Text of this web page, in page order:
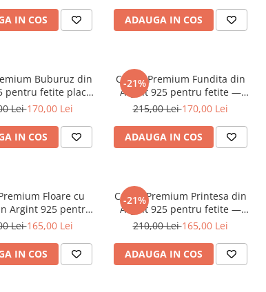
IN COS ADAUGA IN COS
Buburuz din
pentru fetite placat
24K — Cheita cu
Lei170,00 Lei
IN COS
-21%
Cercei Premium Fundita din
Argint 925 pentru fetite —
Cheita cu Protectie Silicon
215,00 Lei170,00 Lei
ADAUGA IN COS
Floare cu
Argint 925 pentru
cu Protectie
Lei165,00 Lei
IN COS
-21%
Cercei Premium Printesa din
Argint 925 pentru fetite —
Cheita cu Protectie Silicon
210,00 Lei165,00 Lei
ADAUGA IN COS